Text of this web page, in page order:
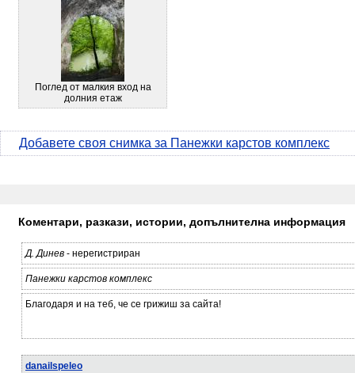
Поглед от малкия вход на
долния етаж
Добавете своя снимка за Панежки карстов комплекс
Коментари, разкази, истории, допълнителна информация
Д. Динев - нерегистриран
Панежки карстов комплекс
Благодаря и на теб, че се грижиш за сайта!
danailspeleo